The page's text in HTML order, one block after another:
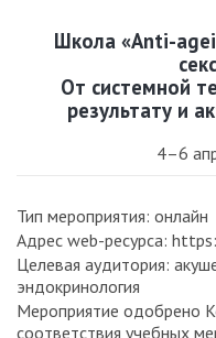
Школа «Anti-
От системной
результату и
4–6
Тип мероприятия: онлайн
Адрес web-ресурса:
Целевая аудитория:
эндокринология
Мероприятие одобрено
соответствия учебных